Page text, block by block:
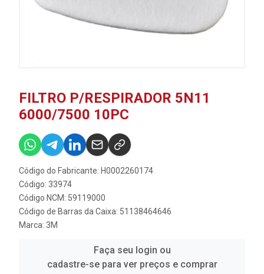
FILTRO P/RESPIRADOR 5N11
6000/7500 10PC
Código do Fabricante: H0002260174
Código: 33974
Código NCM: 59119000
Código de Barras da Caixa: 51138464646
Marca: 3M
Faça seu login ou
cadastre-se para ver preços e comprar